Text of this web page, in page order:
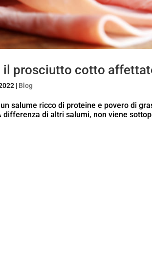
il prosciutto cotto
| Blog
un salume ricco di proteine e povero di
differenza di altri salumi, non viene